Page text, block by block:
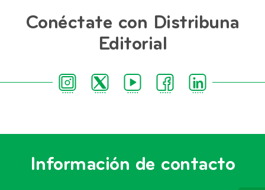
Conéctate con Distribuna
Editorial
Información de contacto